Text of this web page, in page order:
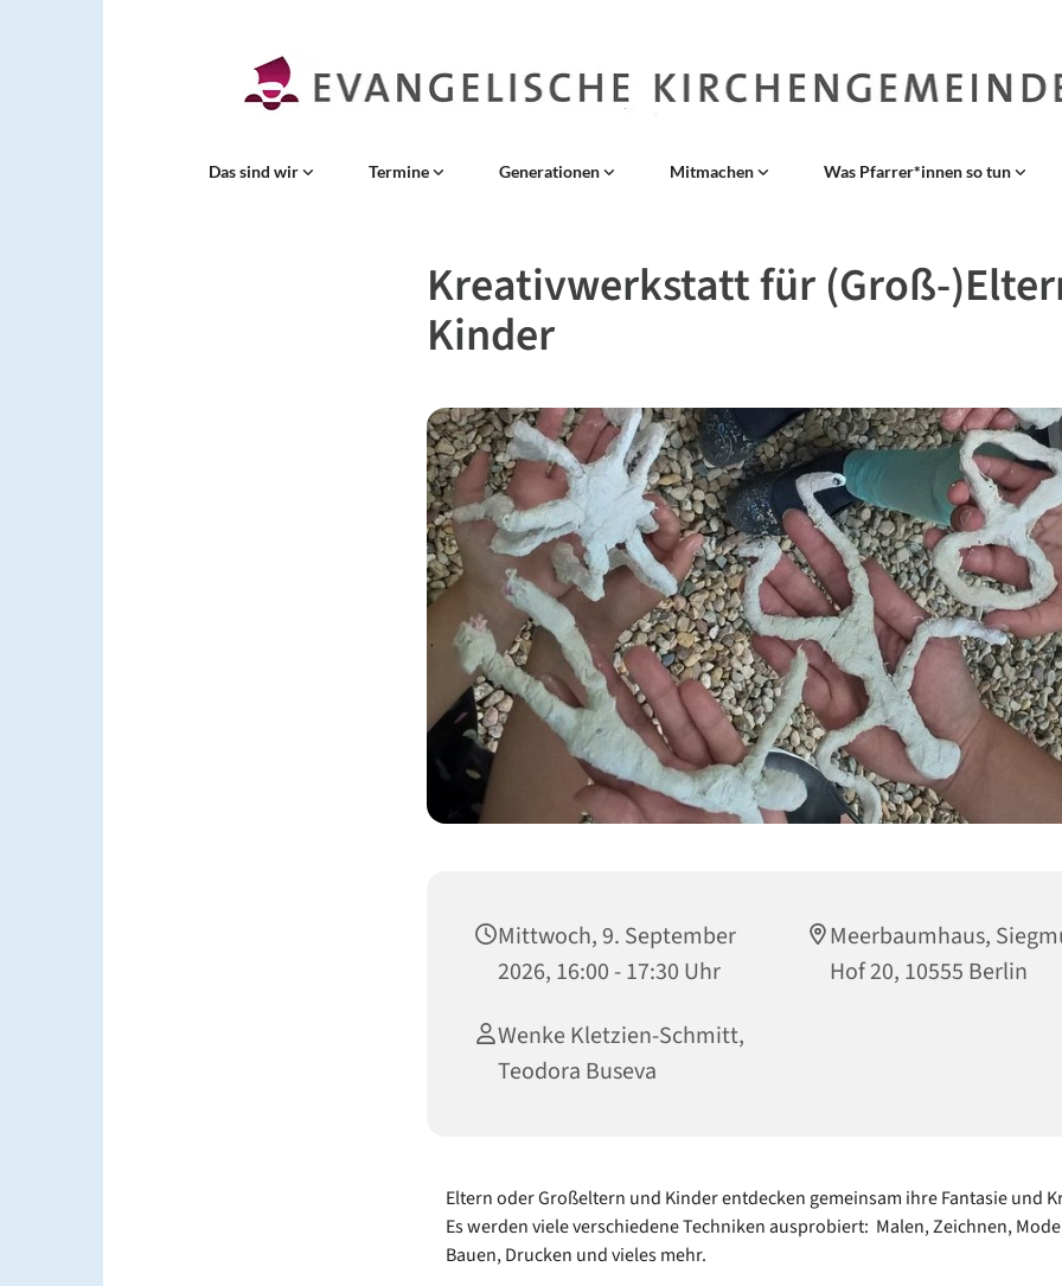
Das sind wir Termine Generationen Mitmachen Was Pfarrer*innen so tun
Kreativwerkstatt für (Groß-
Kinder
Mittwoch, 9. September
2026, 16:00 - 17:30 Uhr
Meerbaumhaus,
Hof 20, 10555 Berlin
Wenke Kletzien-Schmitt,
Teodora Buseva
Eltern oder Großeltern und Kinder entdecken gemeinsam ihre Fantasie und
Es werden viele verschiedene Techniken ausprobiert: Malen, Zeichnen,
Bauen, Drucken und vieles mehr.